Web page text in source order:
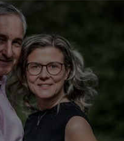
auf personenbezogene Daten
Ihrem Gerät zu. Durch Auswahl
die unter „Wir und unsere
aufgeführten
Inhalte und Anzeigen
Sie können dieses Menü jederzeit